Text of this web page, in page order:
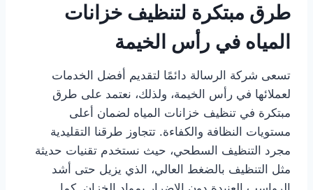
طرق مبتكرة لتنظيف خزانات
المياه في رأس الخيمة
تسعى شركة الرسالة دائمًا لتقديم أفضل الخدمات
لعملائها في رأس الخيمة، ولذلك، نعتمد على طرق
مبتكرة في تنظيف خزانات المياه لضمان أعلى
مستويات النظافة والكفاءة. تتجاوز طرقنا التقليدية
مجرد التنظيف السطحي، حيث نستخدم تقنيات حديثة
مثل التنظيف بالضغط العالي، الذي يزيل حتى أشد